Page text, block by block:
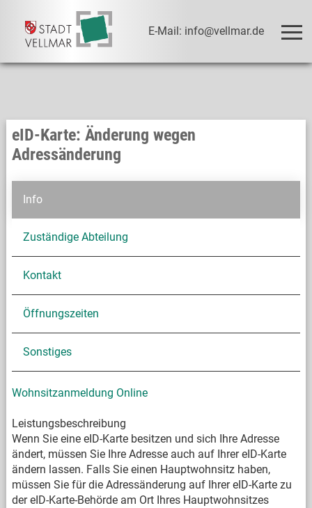
E-Mail: info@vellmar.de
eID-Karte: Änderung wegen
Adressänderung
Info
Zuständige Abteilung
Kontakt
Öffnungszeiten
Sonstiges
Wohnsitzanmeldung Online
Leistungsbeschreibung
Wenn Sie eine eID-Karte besitzen und sich Ihre Adresse
ändert, müssen Sie Ihre Adresse auch auf Ihrer eID-Karte
ändern lassen. Falls Sie einen Hauptwohnsitz haben,
müssen Sie für die Adressänderung auf Ihrer eID-Karte zu
der eID-Karte-Behörde am Ort Ihres Hauptwohnsitzes